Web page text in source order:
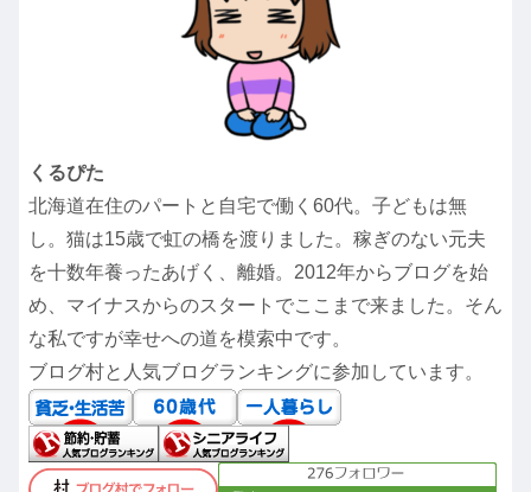
くるぴた
北海道在住のパートと自宅で働く60代。子どもは無
し。猫は15歳で虹の橋を渡りました。稼ぎのない元夫
を十数年養ったあげく、離婚。2012年からブログを始
め、マイナスからのスタートでここまで来ました。そん
な私ですが幸せへの道を模索中です。
ブログ村と人気ブログランキングに参加しています。